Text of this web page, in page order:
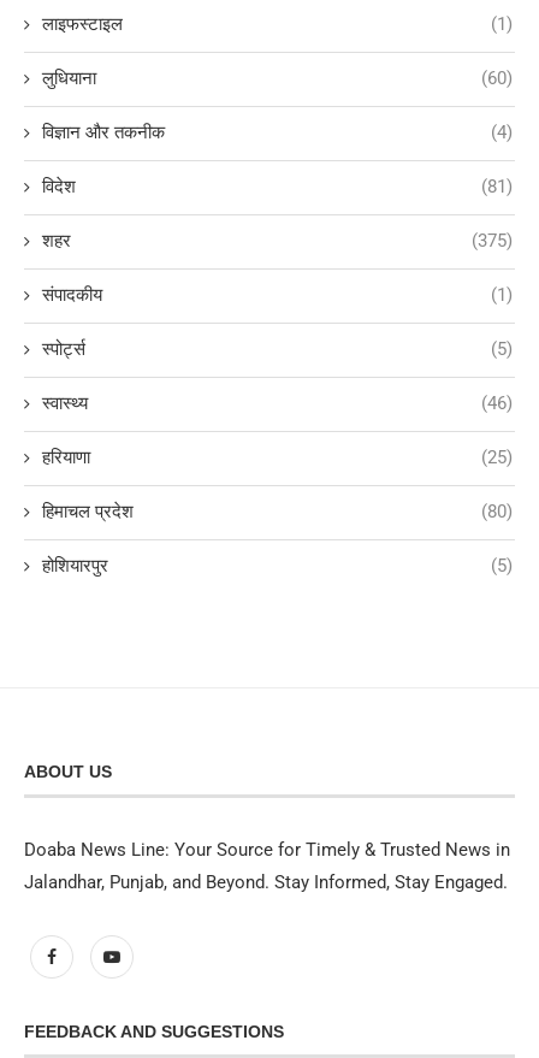
लाइफस्टाइल (1)
लुधियाना (60)
विज्ञान और तकनीक (4)
विदेश (81)
शहर (375)
संपादकीय (1)
स्पोर्ट्स (5)
स्वास्थ्य (46)
हरियाणा (25)
हिमाचल प्रदेश (80)
होशियारपुर (5)
ABOUT US
Doaba News Line: Your Source for Timely & Trusted News in
Jalandhar, Punjab, and Beyond. Stay Informed, Stay Engaged.
FEEDBACK AND SUGGESTIONS